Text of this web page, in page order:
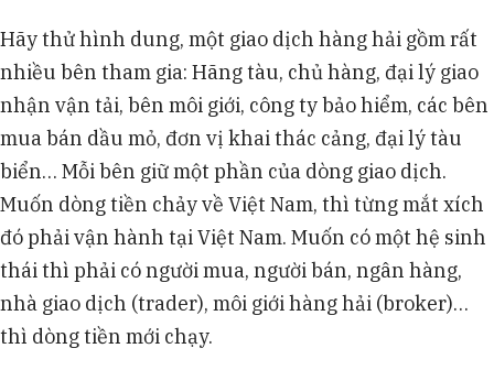
Hãy thử hình dung, một giao dịch hàng hải gồm rất
nhiều bên tham gia: Hãng tàu, chủ hàng, đại lý giao
nhận vận tải, bên môi giới, công ty bảo hiểm, các bên
mua bán dầu mỏ, đơn vị khai thác cảng, đại lý tàu
biển… Mỗi bên giữ một phần của dòng giao dịch.
Muốn dòng tiền chảy về Việt Nam, thì từng mắt xích
đó phải vận hành tại Việt Nam. Muốn có một hệ sinh
thái thì phải có người mua, người bán, ngân hàng,
nhà giao dịch (trader), môi giới hàng hải (broker)…
thì dòng tiền mới chạy.